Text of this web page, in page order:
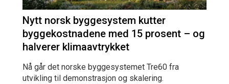
Nytt norsk byggesystem kutter
byggekostnadene med 15 prosent – og
halverer klimaavtrykket
Nå går det norske byggesystemet Tre60 fra
utvikling til demonstrasjon og skalering.